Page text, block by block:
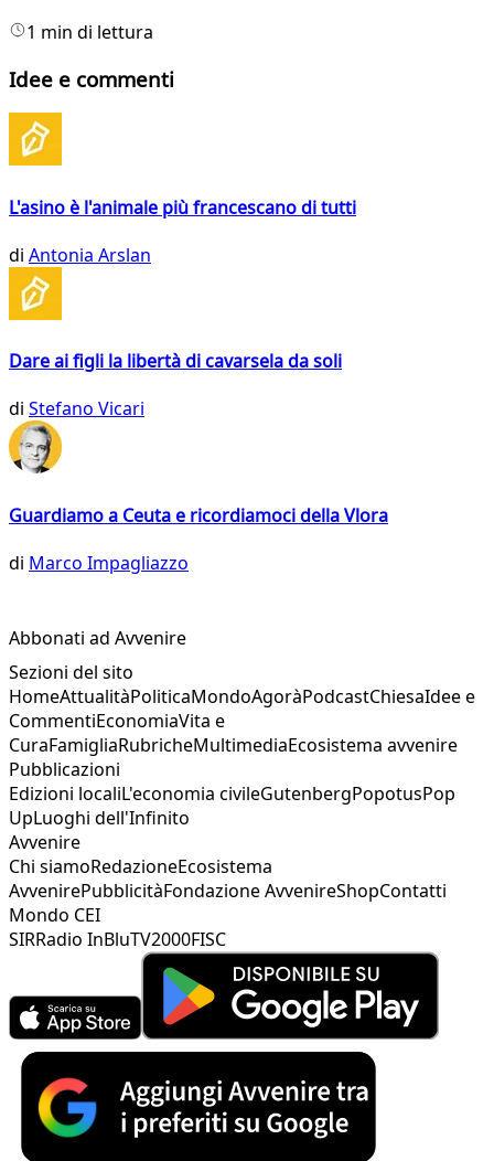
1 min di lettura
Idee e commenti
L'asino è l'animale più francescano di tutti
di Antonia Arslan
Dare ai figli la libertà di cavarsela da soli
di Stefano Vicari
Guardiamo a Ceuta e ricordiamoci della Vlora
di Marco Impagliazzo
Abbonati ad Avvenire
Sezioni del sito
HomeAttualitàPoliticaMondoAgoràPodcastChiesaIdee e
CommentiEconomiaVita e
CuraFamigliaRubricheMultimediaEcosistema avvenire
Pubblicazioni
Edizioni localiL'economia civileGutenbergPopotusPop
UpLuoghi dell'Infinito
Avvenire
Chi siamoRedazioneEcosistema
AvvenirePubblicitàFondazione AvvenireShopContatti
Mondo CEI
SIRRadio InBluTV2000FISC